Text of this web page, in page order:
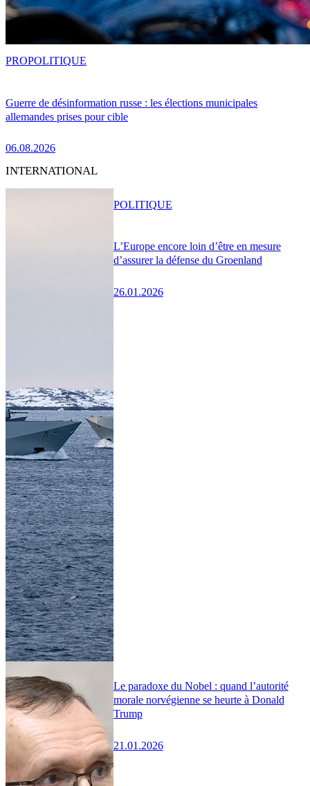
Guerre de désinformation russe : les élections municipales
allemandes prises pour cible
06.08.2026
PROPOLITIQUE
INTERNATIONAL
L’Europe encore loin d’être en mesure
d’assurer la défense du Groenland
26.01.2026
POLITIQUE
Le paradoxe du Nobel : quand l’autorité
morale norvégienne se heurte à Donald
Trump
21.01.2026